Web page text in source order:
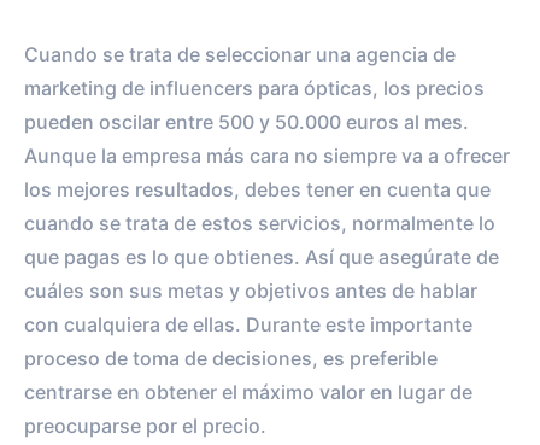
0
0% vs.
ENGAGEMENT RATE
0
TOTAL INTERACTIONS
Cuando se trata de seleccionar una agencia de
marketing de influencers para ópticas, los precios
pueden oscilar entre 500 y 50.000 euros al mes.
Aunque la empresa más cara no siempre va a ofrecer
los mejores resultados, debes tener en cuenta que
cuando se trata de estos servicios, normalmente lo
que pagas es lo que obtienes. Así que asegúrate de
cuáles son sus metas y objetivos antes de hablar
con cualquiera de ellas. Durante este importante
proceso de toma de decisiones, es preferible
centrarse en obtener el máximo valor en lugar de
preocuparse por el precio.